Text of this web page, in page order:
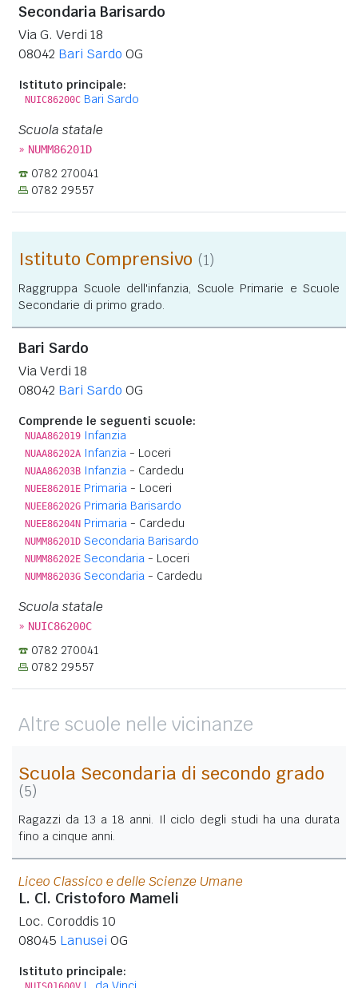
Secondaria Barisardo
Via G. Verdi 18
08042 Bari Sardo OG
Istituto principale:
NUIC86200C Bari Sardo
Scuola statale
» NUMM86201D
0782 270041
0782 29557
Istituto Comprensivo (1)
Raggruppa Scuole dell'infanzia, Scuole Primarie e Scuole
Secondarie di primo grado.
Bari Sardo
Via Verdi 18
08042 Bari Sardo OG
Comprende le seguenti scuole:
NUAA862019 Infanzia
NUAA86202A Infanzia - Loceri
NUAA86203B Infanzia - Cardedu
NUEE86201E Primaria - Loceri
NUEE86202G Primaria Barisardo
NUEE86204N Primaria - Cardedu
NUMM86201D Secondaria Barisardo
NUMM86202E Secondaria - Loceri
NUMM86203G Secondaria - Cardedu
Scuola statale
» NUIC86200C
0782 270041
0782 29557
Altre scuole nelle vicinanze
Scuola Secondaria di secondo grado
(5)
Ragazzi da 13 a 18 anni. Il ciclo degli studi ha una durata
fino a cinque anni.
Liceo Classico e delle Scienze Umane
L. Cl. Cristoforo Mameli
Loc. Coroddis 10
08045 Lanusei OG
Istituto principale: